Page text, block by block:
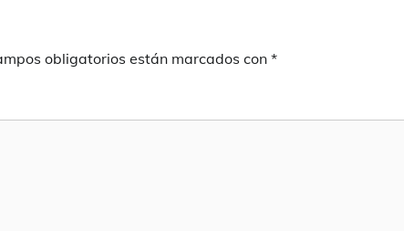
obligatorios están marcados con *